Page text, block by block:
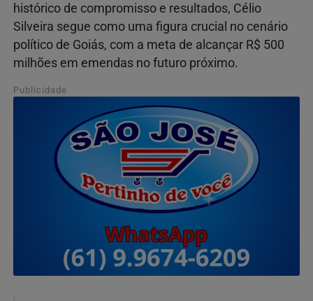
histórico de compromisso e resultados, Célio
Silveira segue como uma figura crucial no cenário
político de Goiás, com a meta de alcançar R$ 500
milhões em emendas no futuro próximo.
Publicidade